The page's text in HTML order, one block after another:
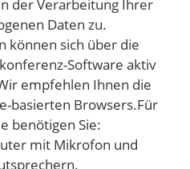
der Verarbeitung Ihrer
Daten zu.
können sich über die
Software aktiv
empfehlen Ihnen die
basierten Browsers.Für
benötigen Sie:
mit Mikrofon und